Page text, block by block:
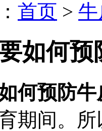
首页 >
如何预
何预防牛
期间。